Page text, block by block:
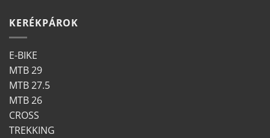
KERÉKPÁROK
E-BIKE
MTB 29
MTB 27.5
MTB 26
CROSS
TREKKING